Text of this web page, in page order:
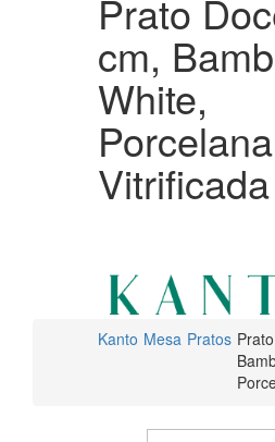
Prato
cm,
White,
Porcelana
Vitrificada
Kanto Mesa Pratos